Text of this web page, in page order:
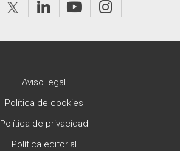
Aviso legal
Política de cookies
Política de privacidad
Política editorial